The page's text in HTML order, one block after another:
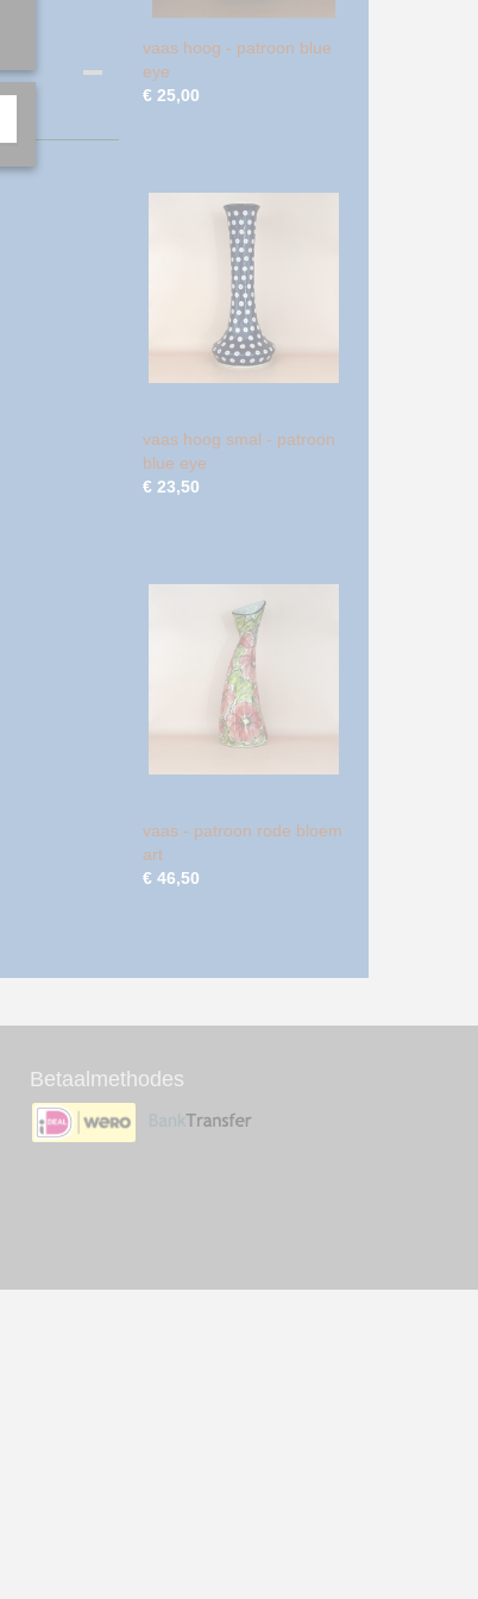
vaas hoog - patroon blue
eye
€ 25,00
vaas hoog smal - patroon
blue eye
€ 23,50
vaas - patroon rode bloem
art
€ 46,50
Betaalmethodes